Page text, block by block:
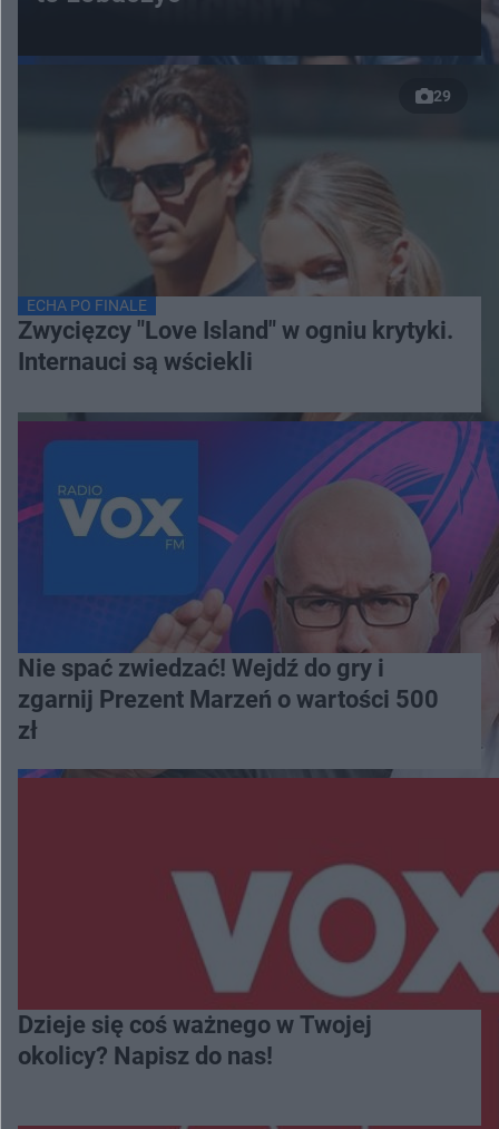
29
ECHA PO FINALE
Zwycięzcy "Love Island" w ogniu krytyki.
Internauci są wściekli
Nie spać zwiedzać! Wejdź do gry i
zgarnij Prezent Marzeń o wartości 500
zł
Dzieje się coś ważnego w Twojej
okolicy? Napisz do nas!